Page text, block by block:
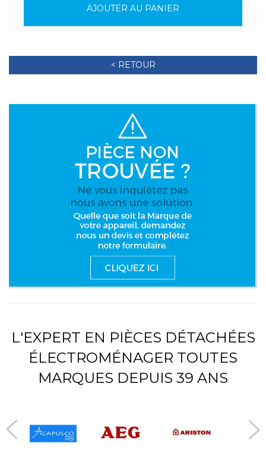
AJOUTER AU PANIER
< RETOUR
L'EXPERT EN PIÈCES DÉTACHÉES
ÉLECTROMÉNAGER TOUTES
MARQUES DEPUIS 39 ANS